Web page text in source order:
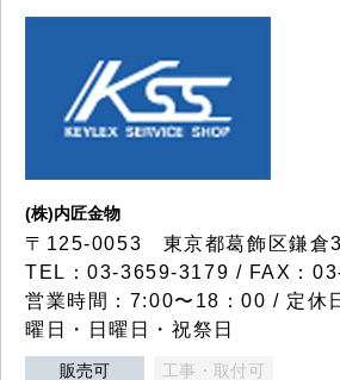
(株)内匠金物
〒125-0053 東京都葛飾区鎌倉
TEL：03-3659-3179 / FAX：
営業時間：7:00〜18：00 / 定休
曜日・日曜日・祝祭日
販売可 工事・取付可